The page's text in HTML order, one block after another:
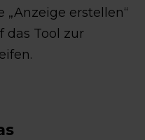
erstellen“
das Tool zur